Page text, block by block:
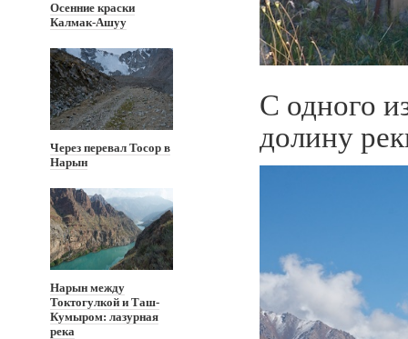
Осенние краски
Калмак-Ашуу
Через перевал Тосор в
Нарын
Нарын между
Токтогулкой и Таш-
Кумыром: лазурная
река
С одного
долину